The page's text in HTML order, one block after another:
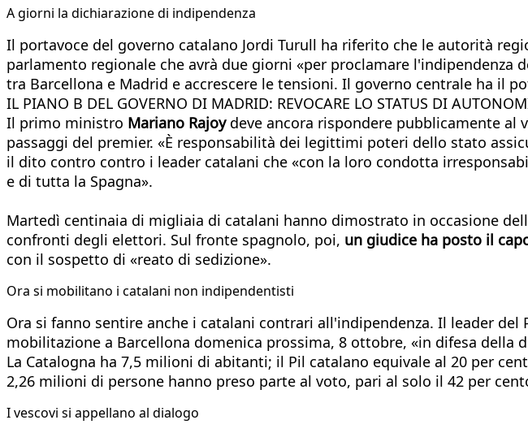
A giorni la dichiarazione di indipendenza
Il portavoce del governo catalano Jordi Turull ha riferito che le autorità
parlamento regionale che avrà due giorni «per proclamare
tra Barcellona e Madrid e accrescere le tensioni. Il governo centrale ha il
IL PIANO B DEL GOVERNO DI MADRID: REVOCARE LO STATUS DI
Il primo ministro Mariano Rajoydeve ancora rispondere pubblicamente al
passaggi del premier. «È responsabilità dei legittimi poteri dello stato
il dito contro contro i leader catalani che «con la loro condotta
e di tutta la Spagna».
Martedì centinaia di migliaia di catalani hanno dimostrato in occasione
confronti degli elettori. Sul fronte spagnolo, poi, un giudice ha posto il
con il sospetto di «reato di sedizione».
Ora si mobilitano i catalani non indipendentisti
Ora si fanno sentire anche i catalani contrari all'indipendenza. Il leader del
mobilitazione a Barcellona domenica prossima, 8 ottobre, «in difesa della
La Catalogna ha 7,5 milioni di abitanti; il Pil catalano equivale al 20 per
2,26 milioni di persone hanno preso parte al voto, pari al solo il 42 per
I vescovi si appellano al dialogo